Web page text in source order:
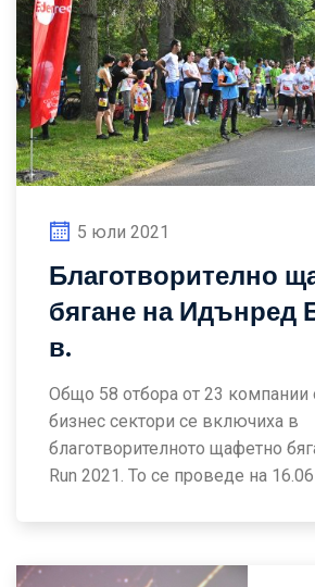
5 юли 2021
Благотворително
бягане на Идънред
в.
Общо 58 отбора от 23 компании
бизнес сектори се включиха в
благотворителното щафетно
Run 2021. То се проведе на 16.06